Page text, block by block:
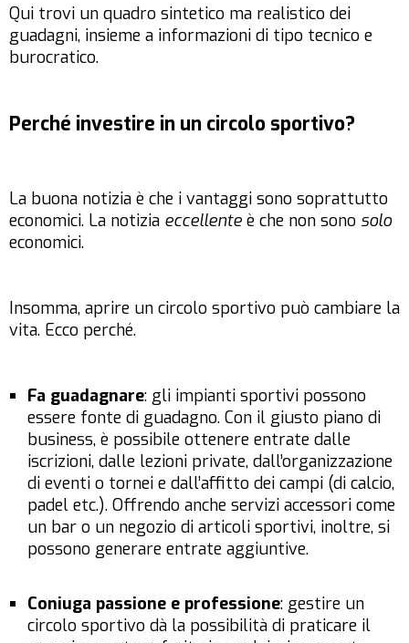
Qui trovi un quadro sintetico ma realistico dei
guadagni, insieme a informazioni di tipo tecnico e
burocratico.
Perché investire in un circolo sportivo?
La buona notizia è che i vantaggi sono soprattutto
economici. La notizia eccellente è che non sono solo
economici.
Insomma, aprire un circolo sportivo può cambiare la
vita. Ecco perché.
Fa guadagnare: gli impianti sportivi possono
essere fonte di guadagno. Con il giusto piano di
business, è possibile ottenere entrate dalle
iscrizioni, dalle lezioni private, dall’organizzazione
di eventi o tornei e dall’affitto dei campi (di calcio,
padel etc.). Offrendo anche servizi accessori come
un bar o un negozio di articoli sportivi, inoltre, si
possono generare entrate aggiuntive.
Coniuga passione e professione: gestire un
circolo sportivo dà la possibilità di praticare il